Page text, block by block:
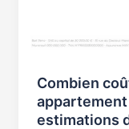
Combien
estimations